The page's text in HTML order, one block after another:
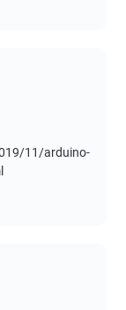
11/arduino-